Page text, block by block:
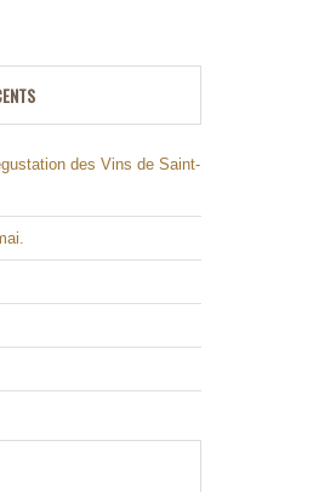
des Vins de Saint-